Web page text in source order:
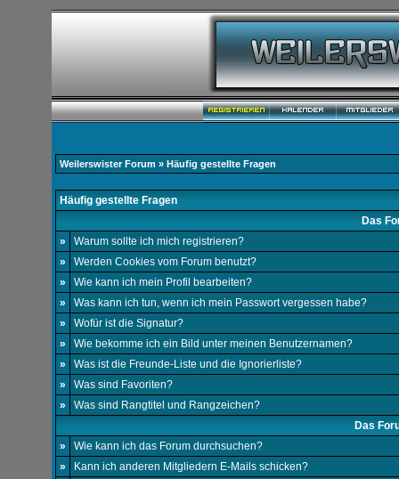
Weilerswister Forum » Häufig gestellte Fragen
Häufig gestellte Fragen
Das
»
Warum sollte ich mich registrieren?
»
Werden Cookies vom Forum benutzt?
»
Wie kann ich mein Profil bearbeiten?
»
Was kann ich tun, wenn ich mein Passwort vergessen habe?
»
Wofür ist die Signatur?
»
Wie bekomme ich ein Bild unter meinen Benutzernamen?
»
Was ist die Freunde-Liste und die Ignorierliste?
»
Was sind Favoriten?
»
Was sind Rangtitel und Rangzeichen?
Das
»
Wie kann ich das Forum durchsuchen?
»
Kann ich anderen Mitgliedern E-Mails schicken?